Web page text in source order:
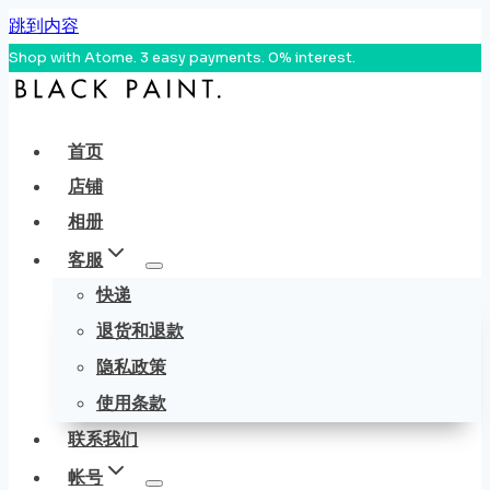
跳到内容
Shop with Atome. 3 easy payments. 0% interest.
首页
店铺
相册
客服
快递
退货和退款
隐私政策
使用条款
联系我们
帐号